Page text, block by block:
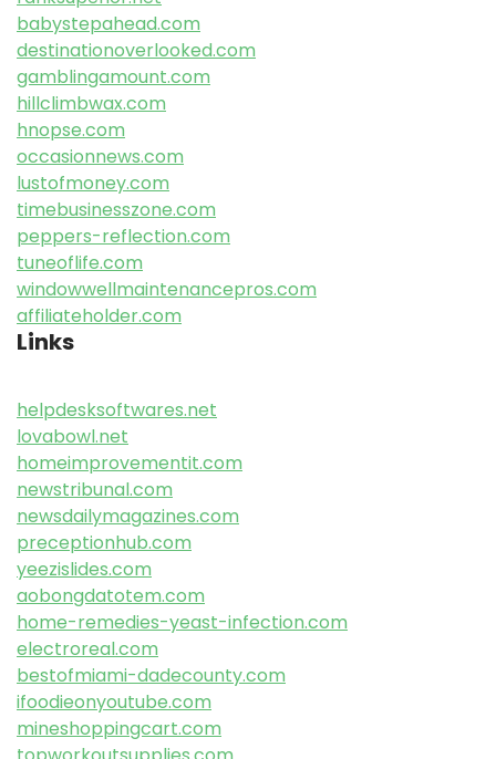
babystepahead.com
destinationoverlooked.com
gamblingamount.com
hillclimbwax.com
hnopse.com
occasionnews.com
lustofmoney.com
timebusinesszone.com
peppers-reflection.com
tuneoflife.com
windowwellmaintenancepros.com
affiliateholder.com
Links
helpdesksoftwares.net
lovabowl.net
homeimprovementit.com
newstribunal.com
newsdailymagazines.com
preceptionhub.com
yeezislides.com
aobongdatotem.com
home-remedies-yeast-infection.com
electroreal.com
bestofmiami-dadecounty.com
ifoodieonyoutube.com
mineshoppingcart.com